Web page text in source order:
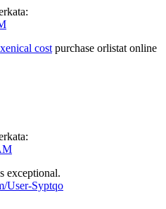
xenical cost purchase orlistat online
exceptional.
User-Syptqo